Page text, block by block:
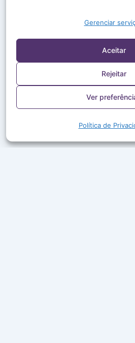
Gerenciar
Aceitar
Rejeitar
Ver
Política de